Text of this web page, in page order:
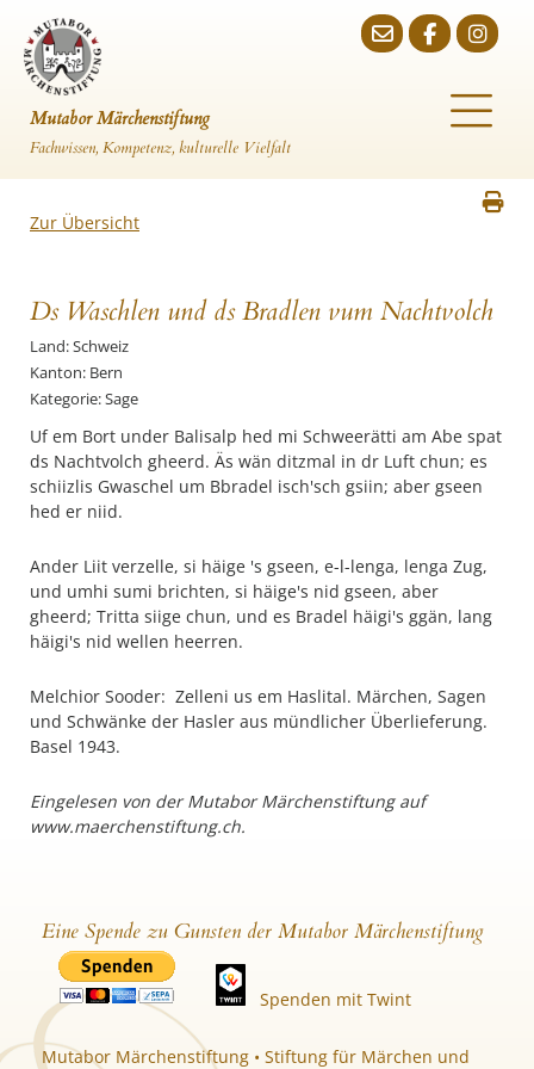
Mutabor Märchenstiftung
Fachwissen, Kompetenz, kulturelle Vielfalt
Zur Übersicht
Ds Waschlen und ds Bradlen vum Nachtvolch
Land: Schweiz
Kanton: Bern
Kategorie: Sage
Uf em Bort under Balisalp hed mi Schweerätti am Abe spat
ds Nachtvolch gheerd. Äs wän ditzmal in dr Luft chun; es
schiizlis Gwaschel um Bbradel isch'sch gsiin; aber gseen
hed er niid.
Ander Liit verzelle, si häige 's gseen, e-l-lenga, lenga Zug,
und umhi sumi brichten, si häige's nid gseen, aber
gheerd; Tritta siige chun, und es Bradel häigi's ggän, lang
häigi's nid wellen heerren.
Melchior Sooder: Zelleni us em Haslital. Märchen, Sagen
und Schwänke der Hasler aus mündlicher Überlieferung.
Basel 1943.
Eingelesen von der Mutabor Märchenstiftung auf
www.maerchenstiftung.ch.
Eine Spende zu Gunsten der Mutabor Märchenstiftung
Spenden mit Twint
Mutabor Märchenstiftung • Stiftung für Märchen und